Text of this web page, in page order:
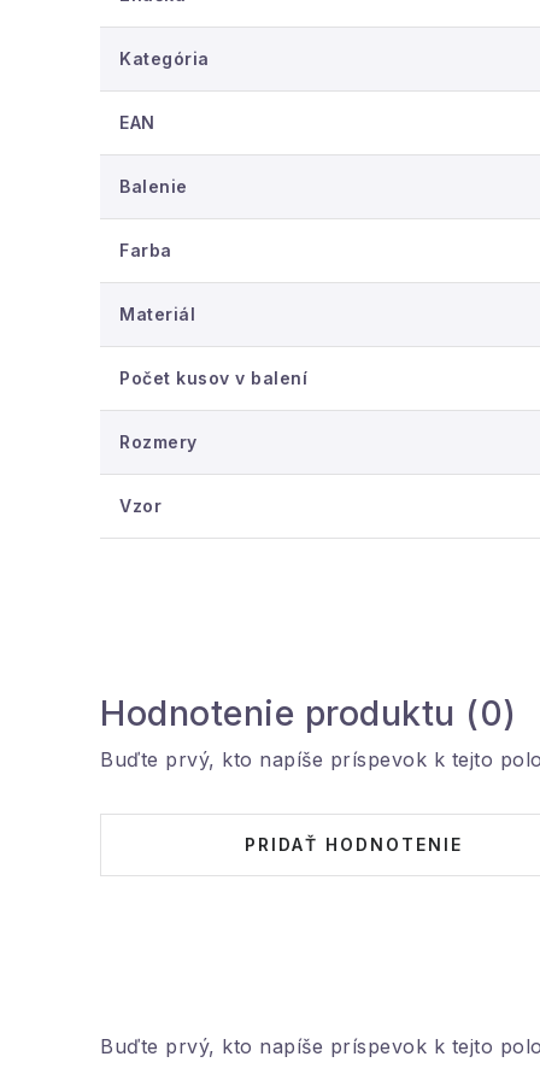
Kategória
EAN
Balenie
Farba
Materiál
Počet kusov v balení
Rozmery
Vzor
Hodnotenie produktu (0)
Buďte prvý, kto napíše príspevok k tejto
PRIDAŤ HODNOTENIE
Buďte prvý, kto napíše príspevok k tejto